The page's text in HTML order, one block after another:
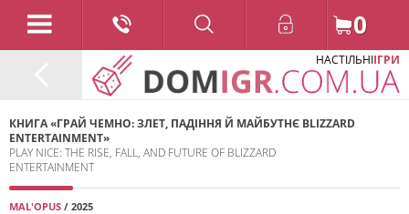
0
НАСТІЛЬНІІГРИ
КНИГА «ГРАЙ ЧЕМНО: ЗЛЕТ, ПАДІННЯ Й МАЙБУТНЄ BLIZZARD
ENTERTAINMENT»
PLAY NICE: THE RISE, FALL, AND FUTURE OF BLIZZARD
ENTERTAINMENT
MAL'OPUS / 2025